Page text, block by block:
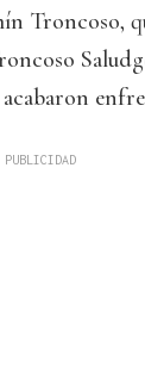
Troncoso,